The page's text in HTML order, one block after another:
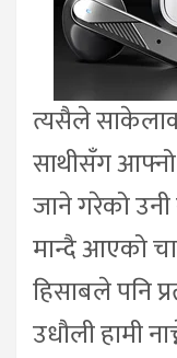
त्यसैले
साथीसँग आफ्नो
जाने गरेको
मान्दै आएको
हिसाबले पनि
उधौली हामी